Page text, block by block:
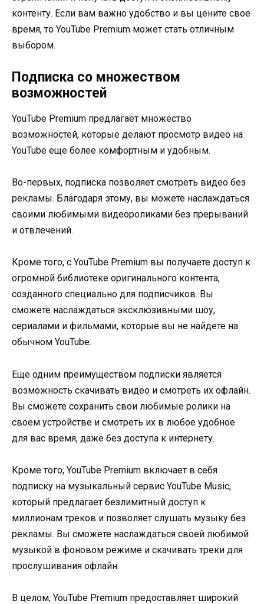
контенту. Если вам важно удобство и вы цените свое
время, то YouTube Premium может стать отличным
выбором.
Подписка со множеством
возможностей
YouTube Premium предлагает множество
возможностей, которые делают просмотр видео на
YouTube еще более комфортным и удобным.
Во-первых, подписка позволяет смотреть видео без
рекламы. Благодаря этому, вы можете наслаждаться
своими любимыми видеороликами без прерываний
и отвлечений.
Кроме того, с YouTube Premium вы получаете доступ к
огромной библиотеке оригинального контента,
созданного специально для подписчиков. Вы
сможете наслаждаться эксклюзивными шоу,
сериалами и фильмами, которые вы не найдете на
обычном YouTube.
Еще одним преимуществом подписки является
возможность скачивать видео и смотреть их офлайн.
Вы сможете сохранить свои любимые ролики на
своем устройстве и смотреть их в любое удобное
для вас время, даже без доступа к интернету.
Кроме того, YouTube Premium включает в себя
подписку на музыкальный сервис YouTube Music,
который предлагает безлимитный доступ к
миллионам треков и позволяет слушать музыку без
рекламы. Вы сможете наслаждаться своей любимой
музыкой в фоновом режиме и скачивать треки для
прослушивания офлайн.
В целом, YouTube Premium предоставляет широкий